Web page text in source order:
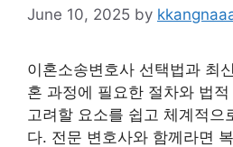
June 10, 2025 by
이혼소송변호사 선택법과 최
혼 과정에 필요한 절차와 법
고려할 요소를 쉽고 체계적으
다. 전문 변호사와 함께라면